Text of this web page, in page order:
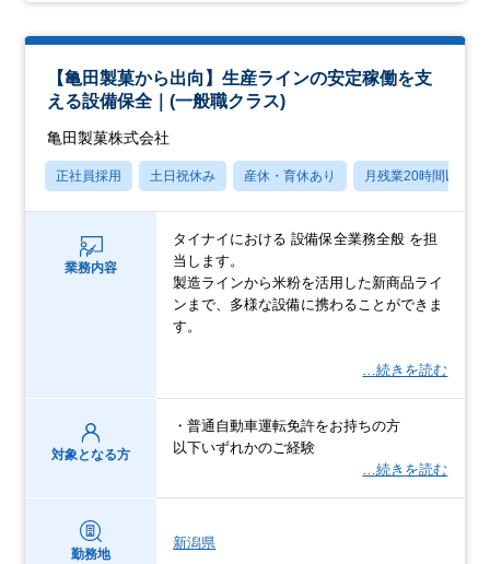
【亀田製菓から出向】生産ラインの安定稼働を支
える設備保全｜(一般職クラス)
亀田製菓株式会社
正社員採用 土日祝休み 産休・育休あり 月残業20時間以内
業務内容
タイナイにおける 設備保全業務全般 を担
当します。
製造ラインから米粉を活用した新商品ライ
ンまで、多様な設備に携わることができま
す。
…続きを読む
対象となる方
・普通自動車運転免許をお持ちの方
以下いずれかのご経験
…続きを読む
勤務地
新潟県